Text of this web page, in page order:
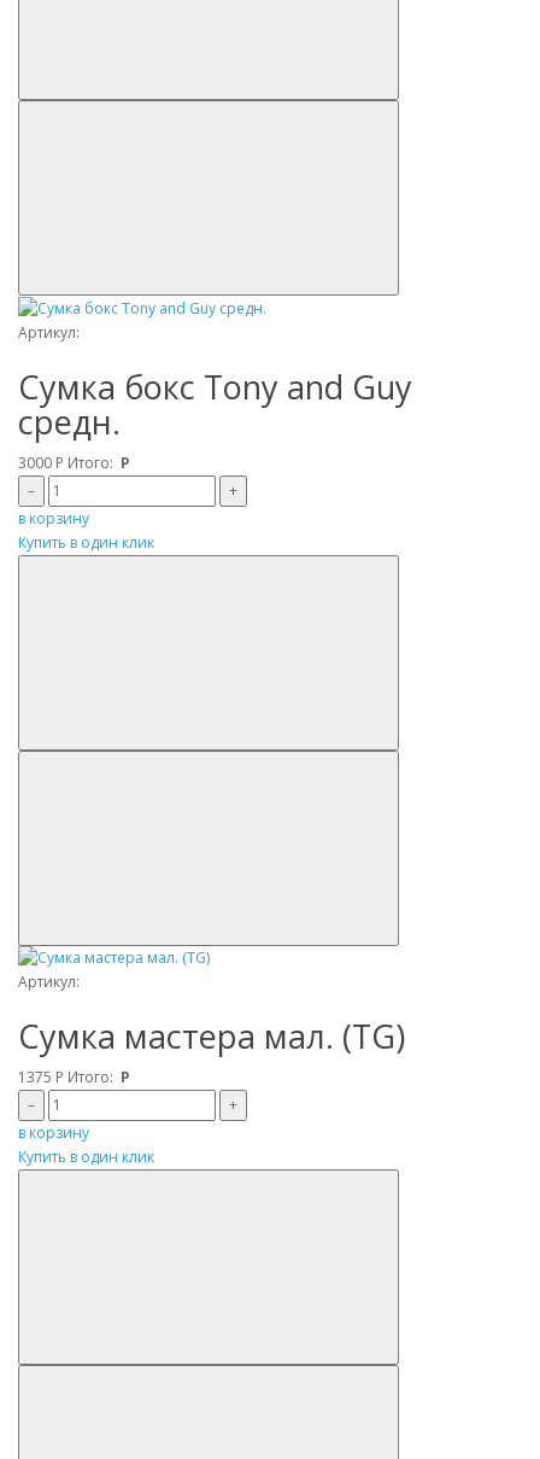
Артикул:
Сумка бокс Tony and Guy
средн.
3000 Р Итого: Р
–
+
в корзину
Купить в один клик
Артикул:
Сумка мастера мал. (TG)
1375 Р Итого: Р
–
+
в корзину
Купить в один клик